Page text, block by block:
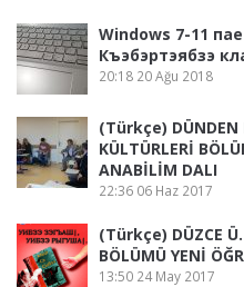
Windows 7-11
Къэбэртэябзэ
20:18 20 Ağu 2018
(Türkçe) DÜNDEN
KÜLTÜRLERİ
ANABİLİM DALI
22:36 06 Haz 2017
(Türkçe) DÜZCE Ü.
BÖLÜMÜ YENİ
13:50 24 May 2017